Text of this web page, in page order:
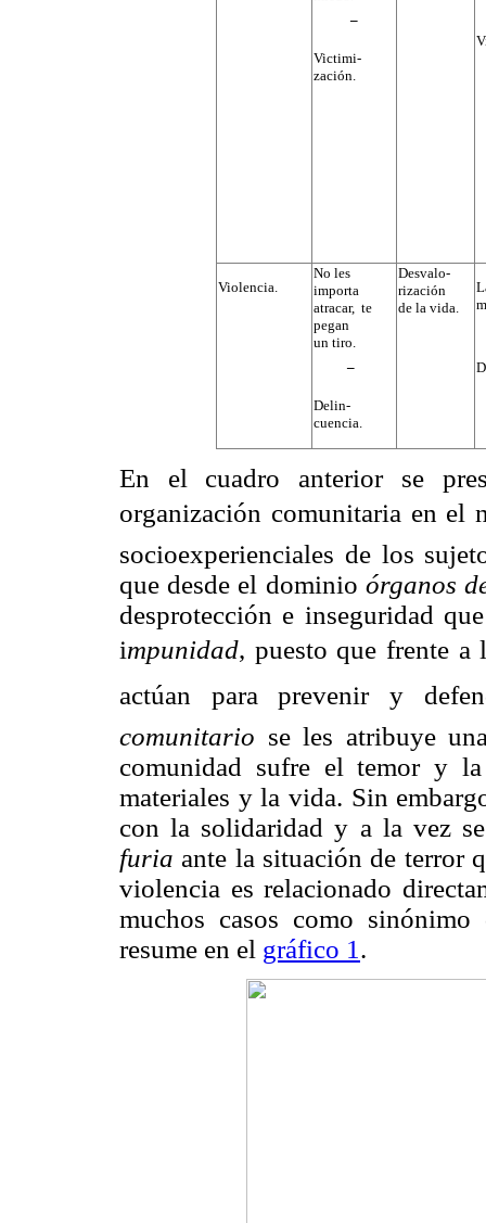
¯
Victimi-
zación.
Violencia.
No les
importa
atracar, te
pegan
un tiro.
¯
Delin-
cuencia.
Desvalo-
rización
de la vida.
En el cuadro anterior se
organización comunitaria en
socioexperienciales de los
que desde el dominio órganos
desprotección e inseguridad
impunidad, puesto que frente a
actúan para prevenir y
comunitario se les atribuye
comunidad sufre el temor y
materiales y la vida. Sin
con la solidaridad y a la vez
furia ante la situación de terror
violencia es relacionado
muchos casos como
resume en el gráfico 1 .